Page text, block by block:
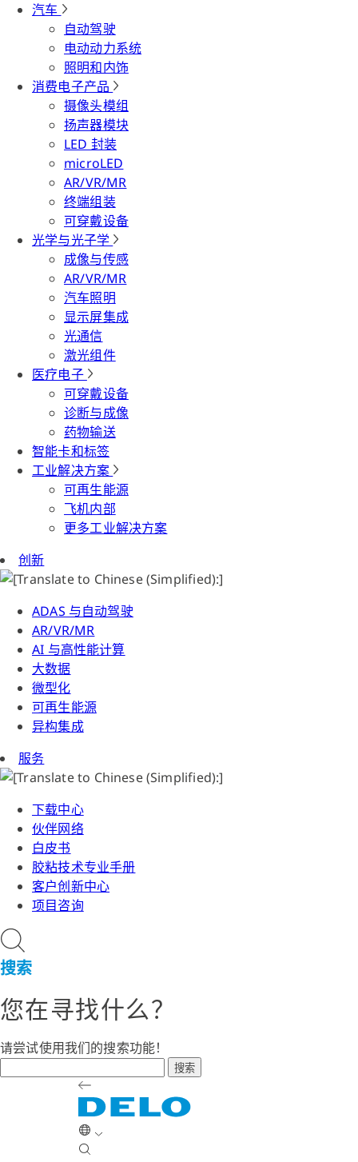
汽车
自动驾驶
电动动力系统
照明和内饰
消费电子产品
摄像头模组
扬声器模块
LED 封装
microLED
AR/VR/MR
终端组装
可穿戴设备
光学与光子学
成像与传感
AR/VR/MR
汽车照明
显示屏集成
光通信
激光组件
医疗电子
可穿戴设备
诊断与成像
药物输送
智能卡和标签
工业解决方案
可再生能源
飞机内部
更多工业解决方案
创新
ADAS 与自动驾驶
AR/VR/MR
AI 与高性能计算
大数据
微型化
可再生能源
异构集成
服务
下载中心
伙伴网络
白皮书
胶粘技术专业手册
客户创新中心
项目咨询
搜索
您在寻找什么？
请尝试使用我们的搜索功能！
搜索